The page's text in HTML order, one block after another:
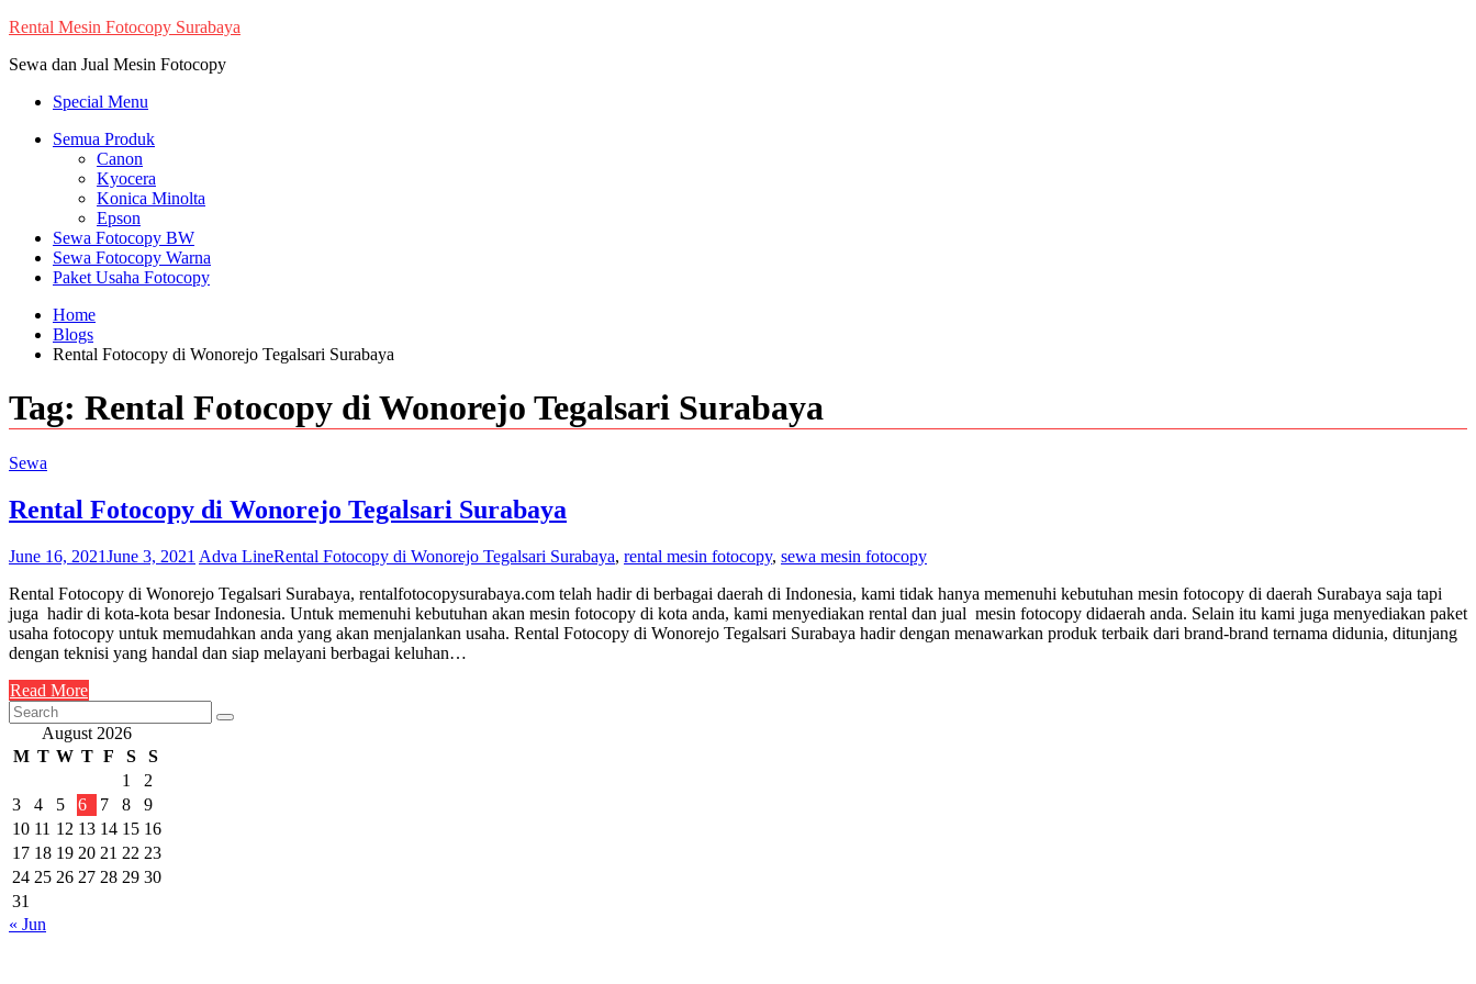
Skip
content
Rental Mesin Fotocopy Surabaya
Sewa dan Jual Mesin Fotocopy
Special Menu
Semua Produk
Canon
Kyocera
Konica Minolta
Epson
Sewa Fotocopy BW
Sewa Fotocopy Warna
Paket Usaha Fotocopy
Home
Blogs
Rental Fotocopy di Wonorejo Tegalsari Surabaya
Tag: Rental Fotocopy di Wonorejo Tegalsari Surabaya
Sewa
Rental Fotocopy di Wonorejo Tegalsari Surabaya
June 16, 2021June 3, 2021 Adva LineRental Fotocopy di Wonorejo Tegalsari Surabaya, rental mesin fotocopy, sewa mesin fotocopy
Rental Fotocopy di Wonorejo Tegalsari Surabaya, rentalfotocopysurabaya.com telah hadir di berbagai daerah di Indonesia, kami tidak hanya memenuhi kebutuhan mesin fotocopy di daerah Surabaya saja tapi
juga hadir di kota-kota besar Indonesia. Untuk memenuhi kebutuhan akan mesin fotocopy di kota anda, kami menyediakan rental dan jual mesin fotocopy didaerah anda. Selain itu kami juga menyediakan paket
usaha fotocopy untuk memudahkan anda yang akan menjalankan usaha. Rental Fotocopy di Wonorejo Tegalsari Surabaya hadir dengan menawarkan produk terbaik dari brand-brand ternama didunia, ditunjang
dengan teknisi yang handal dan siap melayani berbagai keluhan…
Read More
August 2026
M T W T F S
S
1
2
3
4 5 6 7 8
9
10 11 12 13 14 15 16
17 18 19 20 21 22 23
24 25 26 27 28 29 30
31
« Jun